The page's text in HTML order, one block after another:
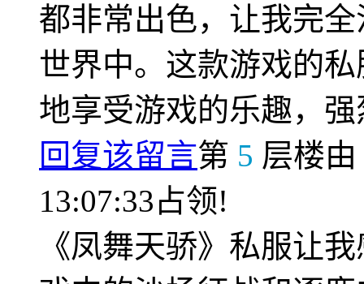
都非常出色，让我完
世界中。这款游戏的
地享受游戏的乐趣，
回复该留言第 5 层楼由
13:07:33占领!
《凤舞天骄》私服让